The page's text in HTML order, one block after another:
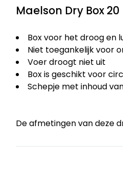
Maelson Dry Box 20
Box voor het droog en
Niet toegankelijk voor
Voer droogt niet uit
Box is geschikt voor
Schepje met inhoud
De afmetingen van deze